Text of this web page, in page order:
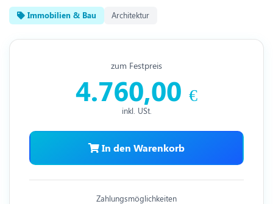
Immobilien & Bau Architektur
zum Festpreis
4.760,00 €
inkl. USt.
In den Warenkorb
Zahlungsmöglichkeiten